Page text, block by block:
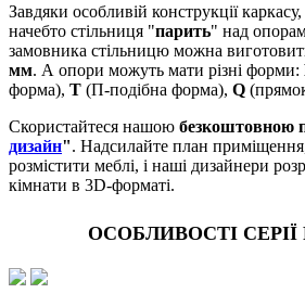
Завдяки особливій конструкції
начебто стільниця "парить" над
замовника стільницю можна
мм. А опори можуть мати різні форми:
форма), Т (П-подібна форма), Q
Скористайтеся нашою безкоштовною
дизайн". Надсилайте план
розмістити меблі, і наші дизайнери
кімнати в 3D-форматі.
ОСОБЛИВОСТІ СЕРІЇ